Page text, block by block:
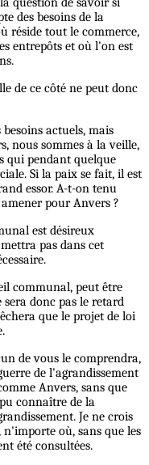
des besoins de la
réside tout le commerce,
entrepôts et où l'on est
de ce côté ne peut donc
actuels, mais
nous sommes à la veille,
qui pendant quelque
Si la paix se fait, il est
essor. A-t-on tenu
pour Anvers ?
est désireux
pas dans cet
communal, peut être
sera donc pas le retard
que le projet de loi
de vous le comprendra,
de l'agrandissement
Anvers, sans que
connaître de la
Je ne crois
où, sans que les
été consultées.